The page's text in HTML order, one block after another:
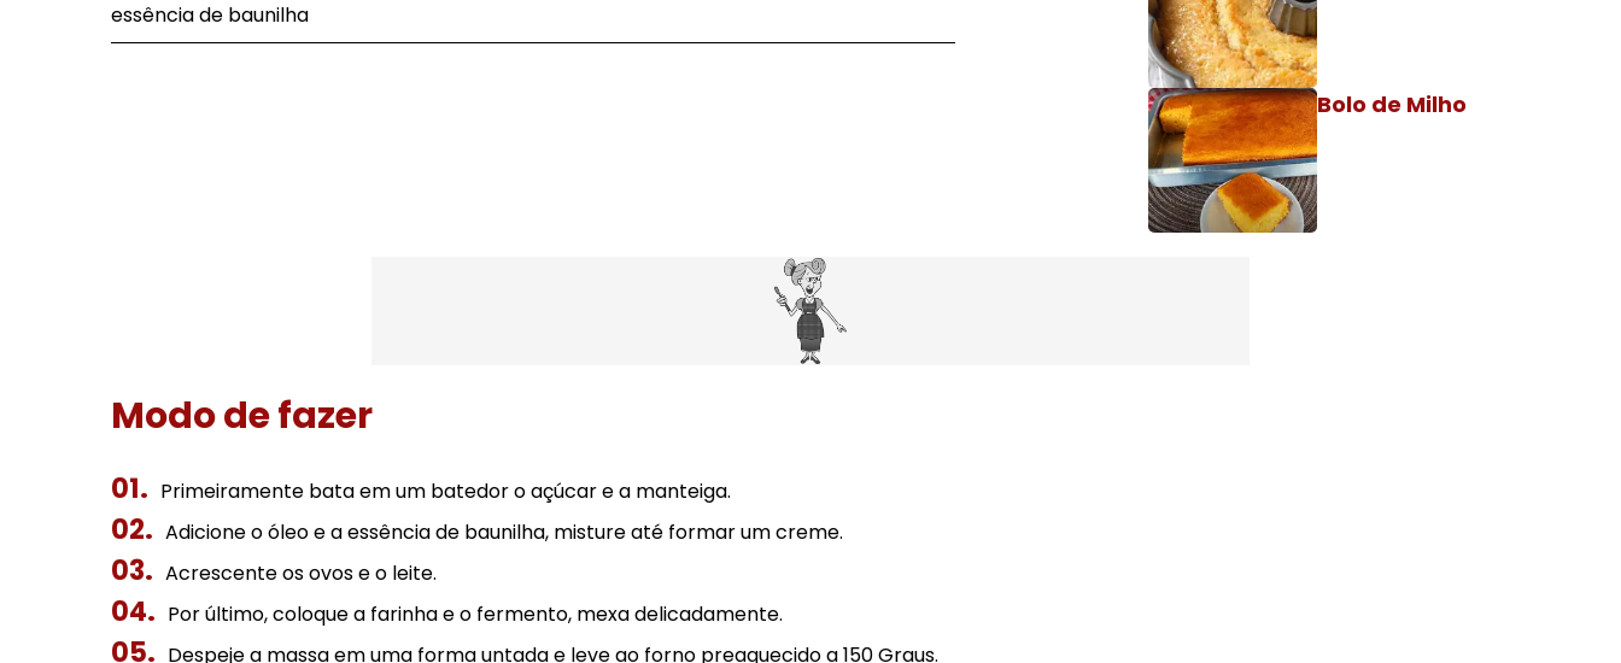
essência de baunilha
Bolo de Milho
Modo de fazer
Primeiramente bata em um batedor o açúcar e a manteiga.
Adicione o óleo e a essência de baunilha, misture até formar um creme.
Acrescente os ovos e o leite.
Por último, coloque a farinha e o fermento, mexa delicadamente.
Despeje a massa em uma forma untada e leve ao forno preaquecido a 150 Graus.